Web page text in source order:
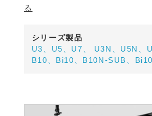
る
シリーズ製品
U3、U5、U7、
U3N、U5N、
B10、Bi10、B10N-SUB、